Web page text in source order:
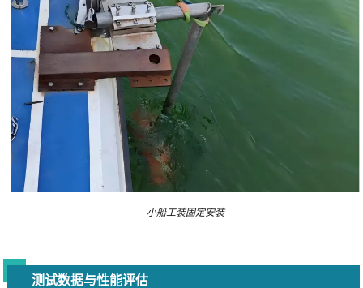
小船工装固定安装
测试数据与性能评估